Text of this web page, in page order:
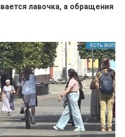
лавочка, а обращения